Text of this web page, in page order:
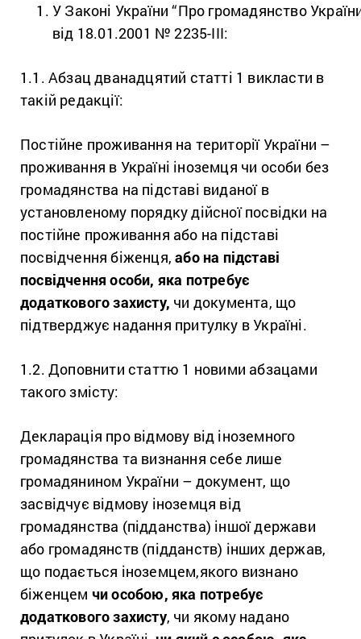
У Законі України “Про громадянство
від 18.01.2001 № 2235-III:
1.1. Абзац дванадцятий статті 1 викласти в
такій редакції:
Постійне проживання на території України –
проживання в Україні іноземця чи особи без
громадянства на підставі виданої в
установленому порядку дійсної посвідки на
постійне проживання або на підставі
посвідчення біженця,або на підставі
посвідчення особи, яка потребує
додаткового захисту, чи документа, що
підтверджує надання притулку в Україні.
1.2. Доповнити статтю 1 новими абзацами
такого змісту:
Декларація про відмову від іноземного
громадянства та визнання себе лише
громадянином України – документ, що
засвідчує відмову іноземця від
громадянства (підданства) іншої держави
або громадянств (підданств) інших держав,
що подається іноземцем,якого визнано
біженцем чи особою, яка потребує
додаткового захисту, чи якому надано